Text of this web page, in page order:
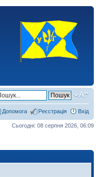
Допомога Реєстрація Вхід
Сьогодні: 08 серпня 2026, 06:09